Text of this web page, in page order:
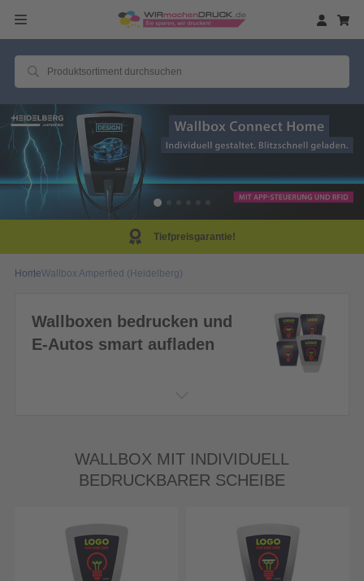
HomeWallbox Amperfied (Heidelberg)
Wallboxen bedrucken und
E-Autos smart aufladen
WALLBOX MIT INDIVIDUELL
BEDRUCKBARER SCHEIBE